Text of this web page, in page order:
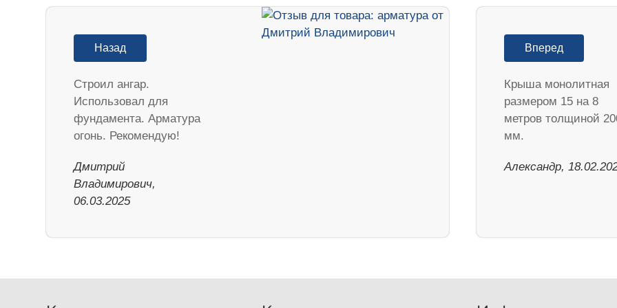
Назад
Строил ангар.
Использовал для
фундамента. Арматура
огонь. Рекомендую!
Дмитрий
Владимирович,
06.03.2025
Вперед
Крыша монолитная
размером 15 на 8
метров толщиной
мм.
Александр,